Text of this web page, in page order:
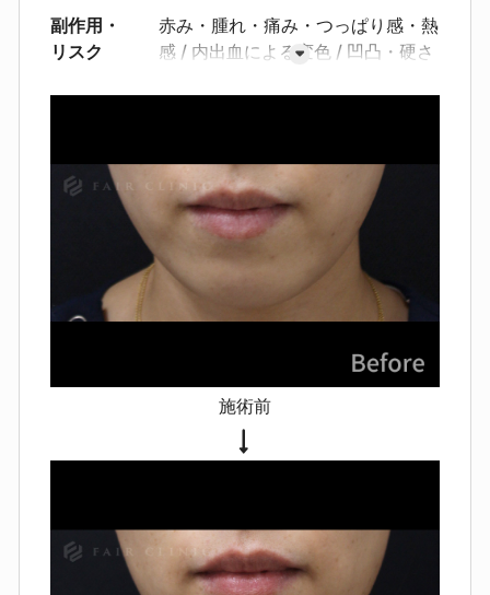
副作用・
リスク
赤み・腫れ・痛み・つっぱり感・熱
感
内出血による変色
凹凸・硬さ
施術前